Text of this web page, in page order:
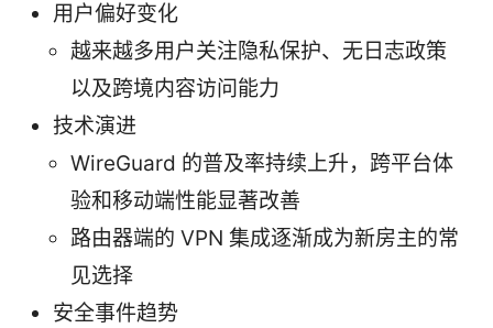
用户偏好变化
越来越多用户关注隐私保护、无日志政策
以及跨境内容访问能力
技术演进
WireGuard 的普及率持续上升，跨平台体
验和移动端性能显著改善
路由器端的 VPN 集成逐渐成为新房主的常
见选择
安全事件趋势